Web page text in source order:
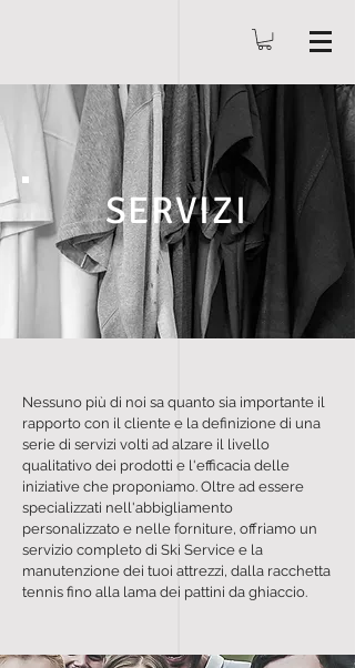
SERVIZI
Nessuno più di noi sa quanto sia importante il
rapporto con il cliente e la definizione di una
serie di servizi volti ad alzare il livello
qualitativo dei prodotti e l'efficacia delle
iniziative che proponiamo. Oltre ad essere
specializzati nell'abbigliamento
personalizzato e nelle forniture, offriamo un
servizio completo di Ski Service e la
manutenzione dei tuoi attrezzi, dalla racchetta
tennis fino alla lama dei pattini da ghiaccio.